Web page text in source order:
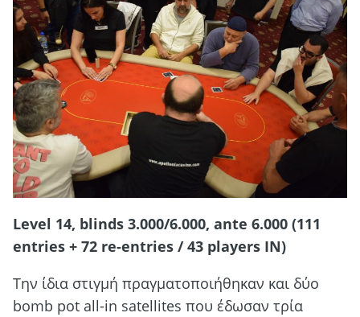
Level 14, blinds 3.000/6.000, ante 6.000 (111
entries + 72 re-entries / 43 players IN)
Την ίδια στιγμή πραγματοποιήθηκαν και δύo
bomb pot all-in satellites που έδωσαν τρία